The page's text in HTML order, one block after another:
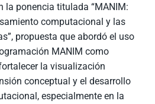
la ponencia titulada “MANIM:
computacional y las
propuesta que abordó el uso
MANIM como
la visualización
conceptual y el desarrollo
especialmente en la